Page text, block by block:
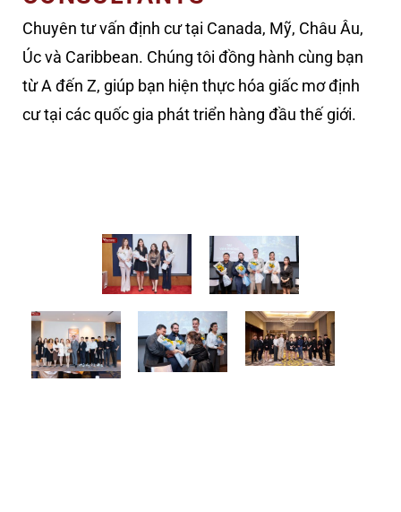
Chuyên tư vấn định cư tại Canada, Mỹ, Châu Âu,
Úc và Caribbean. Chúng tôi đồng hành cùng bạn
từ A đến Z, giúp bạn hiện thực hóa giấc mơ định
cư tại các quốc gia phát triển hàng đầu thế giới.